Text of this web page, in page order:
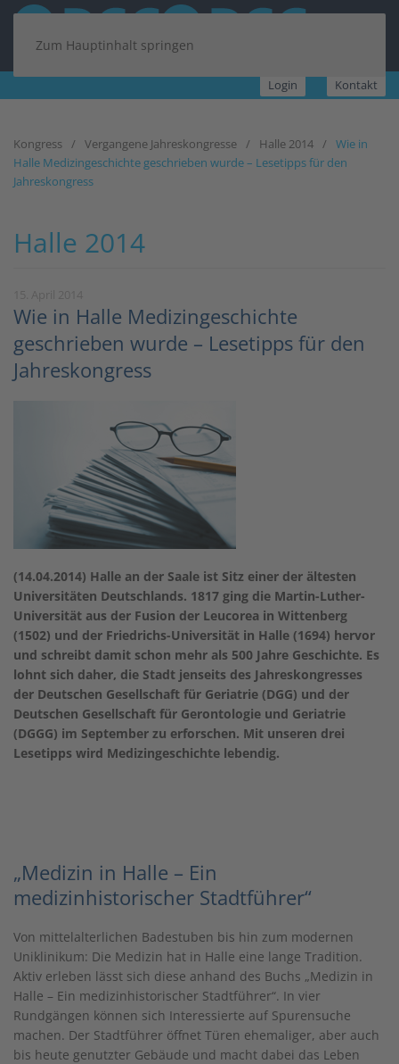
Zum Hauptinhalt springen
Login Kontakt
Kongress Vergangene Jahreskongresse Halle 2014
Wie in
Halle Medizingeschichte geschrieben wurde – Lesetipps für den
Jahreskongress
Halle 2014
Wie in Halle Medizingeschichte
geschrieben wurde – Lesetipps für den
Jahreskongress
(14.04.2014) Halle an der Saale ist Sitz einer der ältesten
Universitäten Deutschlands. 1817 ging die Martin-Luther-
Universität aus der Fusion der Leucorea in Wittenberg
(1502) und der Friedrichs-Universität in Halle (1694) hervor
und schreibt damit schon mehr als 500 Jahre Geschichte. Es
lohnt sich daher, die Stadt jenseits des Jahreskongresses
der Deutschen Gesellschaft für Geriatrie (DGG) und der
Deutschen Gesellschaft für Gerontologie und Geriatrie
(DGGG) im September zu erforschen. Mit unseren drei
Lesetipps wird Medizingeschichte lebendig.
„Medizin in Halle – Ein
medizinhistorischer Stadtführer“
Von mittelalterlichen Badestuben bis hin zum modernen
Uniklinikum: Die Medizin hat in Halle eine lange Tradition.
Aktiv erleben lässt sich diese anhand des Buchs „Medizin in
Halle – Ein medizinhistorischer Stadtführer“. In vier
Rundgängen können sich Interessierte auf Spurensuche
machen. Der Stadtführer öffnet Türen ehemaliger, aber auch
bis heute genutzter Gebäude und macht dabei das Leben